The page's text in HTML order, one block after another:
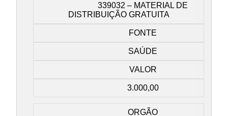
339032 – MATERIAL DE
DISTRIBUIÇÃO GRATUITA
FONTE
SAÚDE
VALOR
3.000,00
ORGÃO